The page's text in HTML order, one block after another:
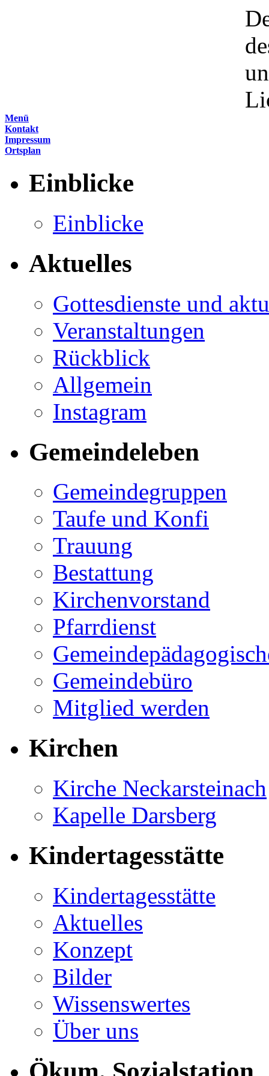
Menü
Kontakt
Impressum
Ortsplan
Einblicke
Einblicke
Aktuelles
Gottesdienste und
Veranstaltungen
Rückblick
Allgemein
Insta­gram
Gemeindeleben
Gemeindegruppen
Taufe und Konfi
Trauung
Bestattung
Kirchenvorstand
Pfarrdienst
Gemeindebüro
Mitglied werden
Kirchen
Kirche Neckarsteinach
Kapelle Darsberg
Kindertagesstätte
Kindertagesstätte
Aktuelles
Konzept
Bilder
Wissenswertes
Über uns